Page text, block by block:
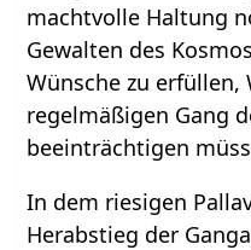
machtvolle Haltung
Gewalten des
Wünsche zu erfüllen,
regelmäßigen Gang
beeinträchtigen
In dem riesigen
Herabstieg der